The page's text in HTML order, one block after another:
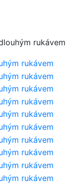
rukávem